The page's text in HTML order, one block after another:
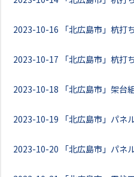
2023-10-16 「北広島市」杭打
2023-10-17 「北広島市」杭打
2023-10-18 「北広島市」架台
2023-10-19 「北広島市」パネ
2023-10-20 「北広島市」パネ